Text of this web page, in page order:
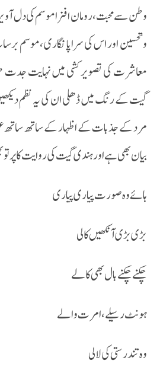
وطن سے محبت ،رومان افزا موسم کی دل
وتحسین اور اس کی سراپا نگاری ،موسم
معاشرت کی تصویر کشی میں نہایت جدت
گیت کے رنگ میں ڈھلی ان کی یہ نظم
مرد کے جذبات کے اظہار کے ساتھ ساتھ
بیان بھی ہے اور ہندی گیت کی روایت کا پرتو
ہائے وہ صورت پیاری پیاری
بڑی بڑی آنکھیں کالی
چکنے چکنے بال بھی کالے
ہونٹ رسیلے ،امرت والے
وہ تندرستی کی لالی